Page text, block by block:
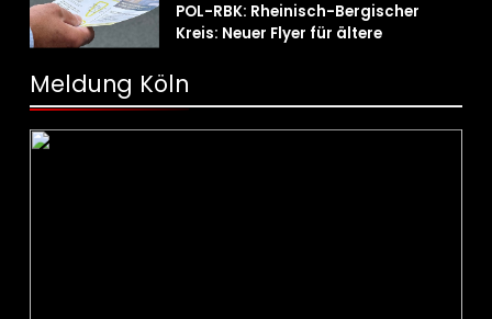
POL-RBK: Rheinisch-Bergischer
Kreis: Neuer Flyer für ältere
Meldung Köln